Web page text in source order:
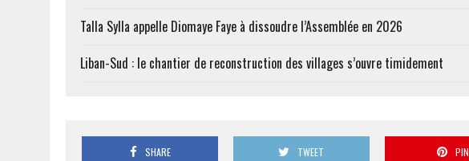
Talla Sylla appelle Diomaye Faye à dissoudre l’Assemblée en 2026
Liban-Sud : le chantier de reconstruction des villages s’ouvre timidement
SHARE TWEET PIN